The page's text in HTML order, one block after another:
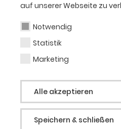
auf unserer Webseite zu
Notwendig
Statistik
Marketing
Alle akzeptieren
Speichern & schließen
Julia
bleibt
des